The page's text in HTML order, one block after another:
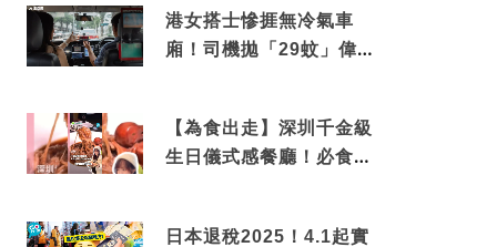
港女搭士慘捱無冷氣車
廂！司機拋「29蚊」偉論
【為食出走】深圳千金級
生日儀式感餐廳！必食失
日本退稅2025！4.1起實